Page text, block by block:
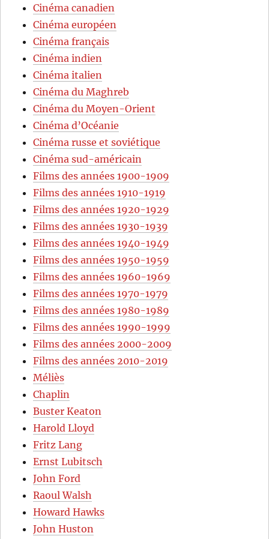
Cinéma canadien
Cinéma européen
Cinéma français
Cinéma indien
Cinéma italien
Cinéma du Maghreb
Cinéma du Moyen-Orient
Cinéma d’Océanie
Cinéma russe et soviétique
Cinéma sud-américain
Films des années 1900-1909
Films des années 1910-1919
Films des années 1920-1929
Films des années 1930-1939
Films des années 1940-1949
Films des années 1950-1959
Films des années 1960-1969
Films des années 1970-1979
Films des années 1980-1989
Films des années 1990-1999
Films des années 2000-2009
Films des années 2010-2019
Méliès
Chaplin
Buster Keaton
Harold Lloyd
Fritz Lang
Ernst Lubitsch
John Ford
Raoul Walsh
Howard Hawks
John Huston